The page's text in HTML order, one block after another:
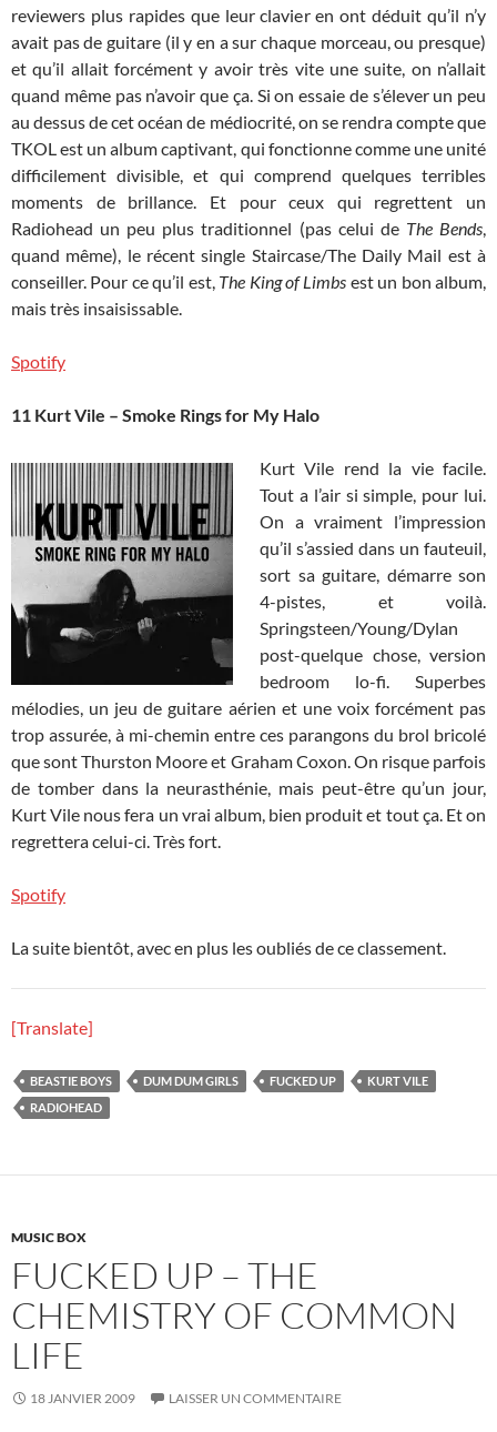
reviewers plus rapides que leur clavier en ont déduit qu’il n’y
avait pas de guitare (il y en a sur chaque morceau, ou presque)
et qu’il allait forcément y avoir très vite une suite, on n’allait
quand même pas n’avoir que ça. Si on essaie de s’élever un peu
au dessus de cet océan de médiocrité, on se rendra compte que
TKOL est un album captivant, qui fonctionne comme une unité
difficilement divisible, et qui comprend quelques terribles
moments de brillance. Et pour ceux qui regrettent un
Radiohead un peu plus traditionnel (pas celui de The Bends,
quand même), le récent single Staircase/The Daily Mail est à
conseiller. Pour ce qu’il est, The King of Limbs est un bon album,
mais très insaisissable.
Spotify
11 Kurt Vile – Smoke Rings for My Halo
Kurt Vile rend la vie facile.
Tout a l’air si simple, pour lui.
On a vraiment l’impression
qu’il s’assied dans un fauteuil,
sort sa guitare, démarre son
4-pistes, et voilà.
Springsteen/Young/Dylan
post-quelque chose, version
bedroom lo-fi. Superbes
mélodies, un jeu de guitare aérien et une voix forcément pas
trop assurée, à mi-chemin entre ces parangons du brol bricolé
que sont Thurston Moore et Graham Coxon. On risque parfois
de tomber dans la neurasthénie, mais peut-être qu’un jour,
Kurt Vile nous fera un vrai album, bien produit et tout ça. Et on
regrettera celui-ci. Très fort.
Spotify
La suite bientôt, avec en plus les oubliés de ce classement.
[Translate]
BEASTIE BOYS DUM DUM GIRLS FUCKED UP
KURT VILE
RADIOHEAD
MUSIC BOX
FUCKED UP – THE
CHEMISTRY OF COMMON
LIFE
18 JANVIER 2009 LAISSER UN COMMENTAIRE